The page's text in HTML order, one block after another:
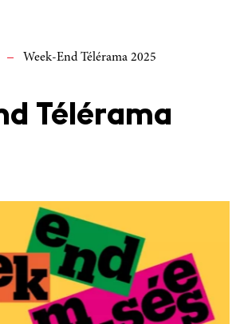
Week-End Télérama 2025
Télérama